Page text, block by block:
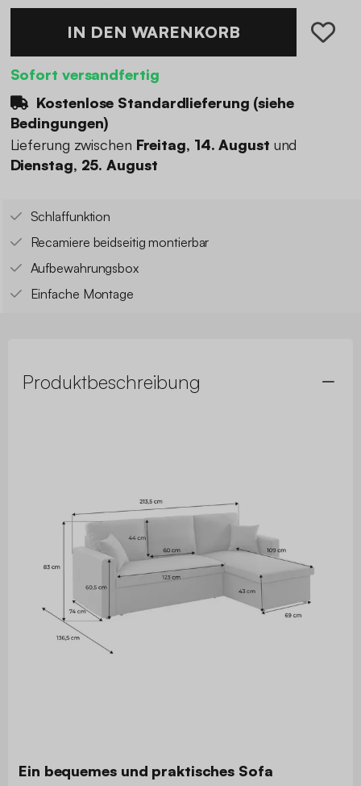
IN DEN WARENKORB
Sofort versandfertig
Kostenlose Standardlieferung (siehe
Bedingungen)
Lieferung zwischen Freitag, 14. August und
Dienstag, 25. August
Schlaffunktion
Recamiere beidseitig montierbar
Aufbewahrungsbox
Einfache Montage
Produktbeschreibung
Ein bequemes und praktisches Sofa